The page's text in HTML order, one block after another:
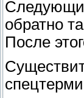
обратно
После